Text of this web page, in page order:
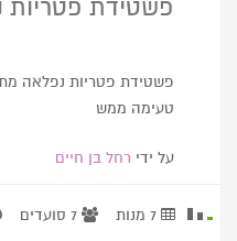
פשטידת פטריות
פשטידת פטריות נפלאה
טעימה ממש
על ידי רחל בן חיים